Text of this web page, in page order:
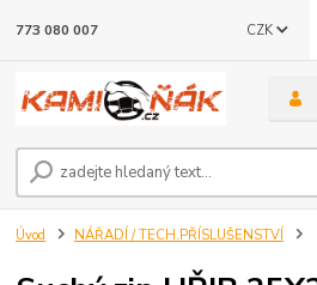
CZK
773 080 007
Úvod NÁŘADÍ / TECH.PŘÍSLUŠENSTVÍ